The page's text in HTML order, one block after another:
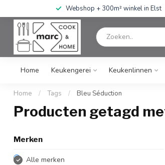
Webshop + 300m² winkel in Elst
Home Keukengerei Keukenlinnen
Home / Tags / Bleu Séduction
Producten getagd
Merken
Alle merken